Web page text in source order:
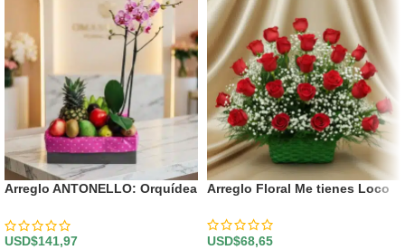
Arreglo ANTONELLO: Orquídea
Selectas 🌿
USD$141,97
Arreglo Floral Me tienes Loco
USD$68,65